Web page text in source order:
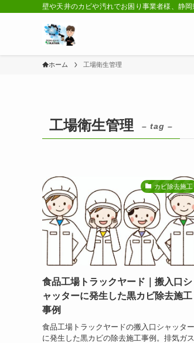
壁や天井のカビや汚れでお困り事業者様、静
ホーム 工場衛生管理
工場衛生管理 – tag –
カビ除去施工
食品工場トラックヤード｜搬入口シ
ャッターに発生した黒カビ除去施工
事例
食品工場トラックヤードの搬入口シャッター
に発生した黒カビの除去施工事例。排気ガス